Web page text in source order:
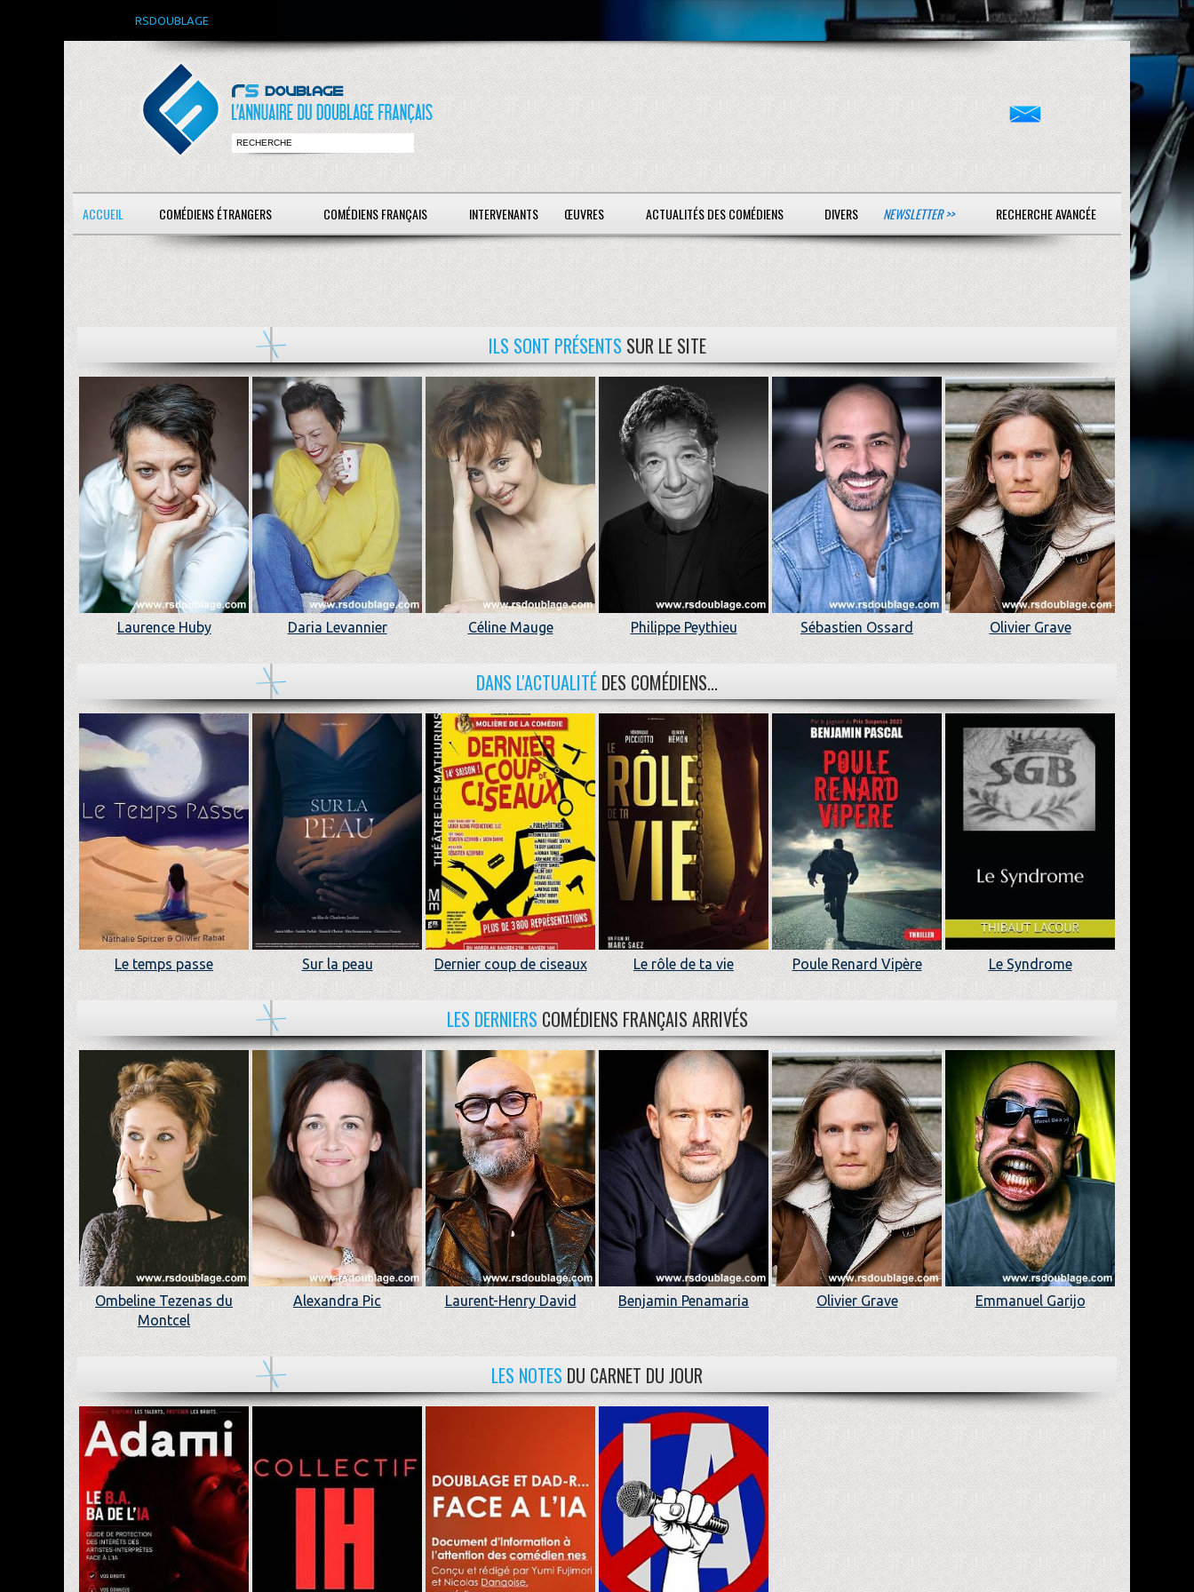
RSDOUBLAGE
ACCUEIL COMÉDIENS ÉTRANGERS COMÉDIENS FRANÇAIS INTERVENANTS ŒUVRES ACTUALITÉS DES COMÉDIENS DIVERS NEWSLETTER >> RECHERCHE AVANCÉE
ILS SONT PRÉSENTS SUR LE SITE
Laurence Huby Daria Levannier Céline Mauge Philippe Peythieu Sébastien Ossard Olivier Grave
DANS L'ACTUALITÉ DES COMÉDIENS...
Le temps passe Sur la peau Dernier coup de ciseaux Le rôle de ta vie Poule Renard Vipère Le Syndrome
LES DERNIERS COMÉDIENS FRANÇAIS ARRIVÉS
Ombeline Tezenas du
Montcel
Alexandra Pic Laurent-Henry David Benjamin Penamaria Olivier Grave Emmanuel Garijo
LES NOTES DU CARNET DU JOUR